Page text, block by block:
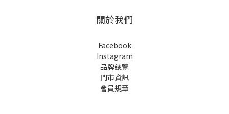
關於我們
Facebook
Instagram
品牌總覽
門市資訊
會員規章